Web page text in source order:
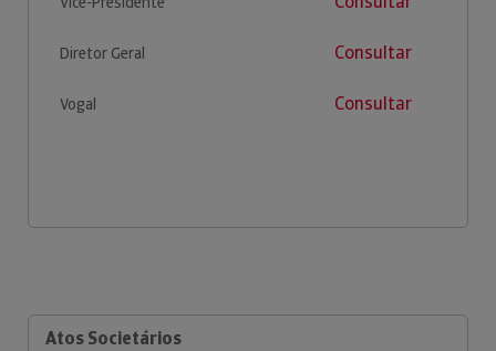
Diretor Geral Consultar
Vogal Consultar
Atos Societários